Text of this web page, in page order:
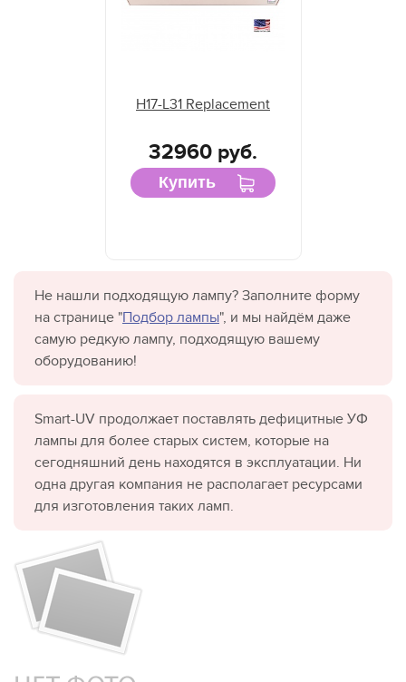
H17-L31 Replacement
32960 руб.
Купить
Не нашли подходящую лампу? Заполните форму
на странице "Подбор лампы", и мы найдём даже
самую редкую лампу, подходящую вашему
оборудованию!
Smart-UV продолжает поставлять дефицитные УФ
лампы для более старых систем, которые на
сегодняшний день находятся в эксплуатации. Ни
одна другая компания не располагает ресурсами
для изготовления таких ламп.